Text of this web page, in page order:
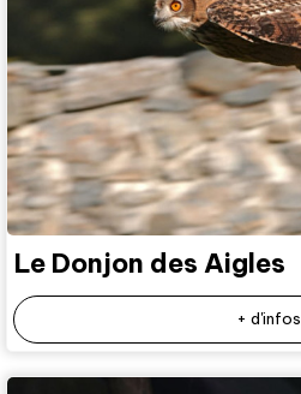
Le Donjon des Aigles
+ d'infos